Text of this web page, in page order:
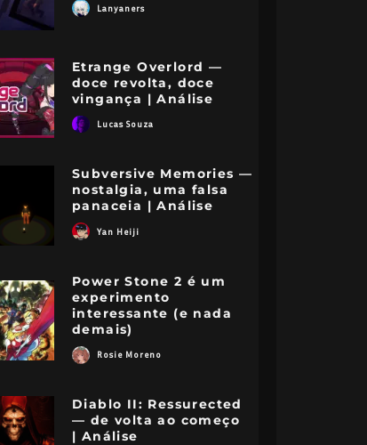
Lanyaners
Etrange Overlord —
doce revolta, doce
vingança | Análise
Lucas Souza
Subversive Memories —
nostalgia, uma falsa
panaceia | Análise
Yan Heiji
Power Stone 2 é um
experimento
interessante (e nada
demais)
Rosie Moreno
Diablo II: Ressurected
— de volta ao começo
| Análise